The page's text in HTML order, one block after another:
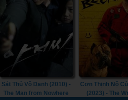
Sát Thủ Vô Danh (2010) -
The Man from Nowhere
Cơn Thịnh Nộ
(2023) - The